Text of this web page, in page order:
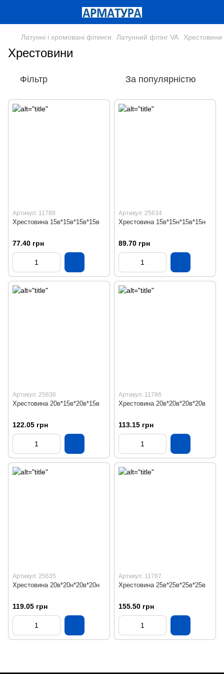
Латунні і хромовані фітинги Латунний фітінг VA Хрестовини
Хрестовини
Фільтр За популярністю
Артикул: 11788
Хрестовина 15в*15в*15в*15в
77.40 грн
Артикул: 25634
Хрестовина 15в*15н*15в*15н
89.70 грн
Артикул: 25636
Хрестовина 20в*15в*20в*15в
122.05 грн
Артикул: 11786
Хрестовина 20в*20в*20в*20в
113.15 грн
Артикул: 25635
Хрестовина 20в*20н*20в*20н
119.05 грн
Артикул: 11787
Хрестовина 25в*25в*25в*25в
155.50 грн